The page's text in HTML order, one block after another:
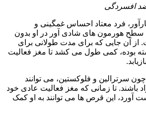
ضد افسردگی
فرد معتاد احساس غمگینی و
سطح هورمون های شادی آور در او بدون
از آن جایی که برای مدت طولانی برای
بوده، کمی طول می کشد تا مغز فعالیت
سرترالین و فلوکستین، می توانند
باشند. تا زمانی که مغز فعالیت عادی خود
آورد، این قرص ها می توانند به او کمک